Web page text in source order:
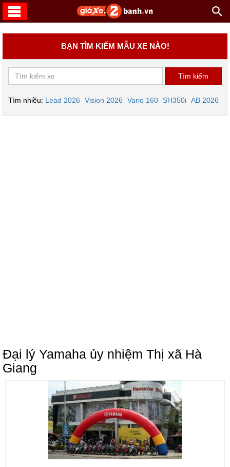
BẠN TÌM KIẾM MẪU XE NÀO!
Tìm nhiều: Lead 2026 Vision 2026 Vario 160 SH350i AB 2026
Đại lý Yamaha ủy nhiệm Thị xã Hà
Giang